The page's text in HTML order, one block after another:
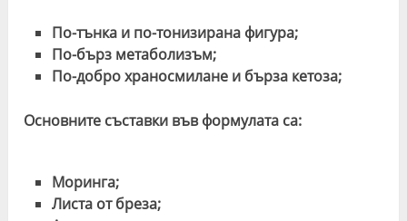
По-тънка и по-тонизирана фигура;
По-бърз метаболизъм;
По-добро храносмилане и бърза кетоза;
Основните съставки във формулата са:
Моринга;
Листа от бреза;